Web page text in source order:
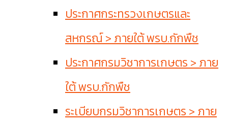
ประกาศกระทรวงเกษตรและ
สหกรณ์ > ภายใต้ พรบ.กักพืช
ประกาศกรมวิชาการเกษตร > ภาย
ใต้ พรบ.กักพืช
ระเบียบกรมวิชาการเกษตร > ภาย